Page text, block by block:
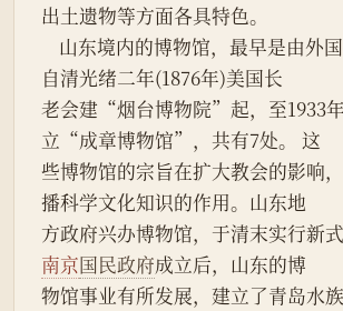
出土遗物等方面各具特色。
自清光绪二年(1876年)美国长
老会建“烟台博物院”起，至1933年
立“成章博物馆”，共有7处。 这
些博物馆的宗旨在扩大教会的影响
播科学文化知识的作用。山东地
方政府兴办博物馆，于清末实行新式
南京国民政府成立后，山东的博
物馆事业有所发展，建立了青岛水